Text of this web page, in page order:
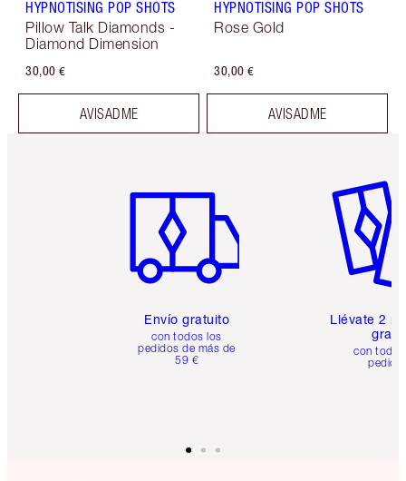
HYPNOTISING POP SHOTS
Pillow Talk Diamonds -
Diamond Dimension
30,00 €
AVISADME
HYPNOTISING POP SHOTS
Rose Gold
30,00 €
AVISADME
Envío gratuito
con todos los
pedidos de más de
59 €
Llévate 2
gratis
con